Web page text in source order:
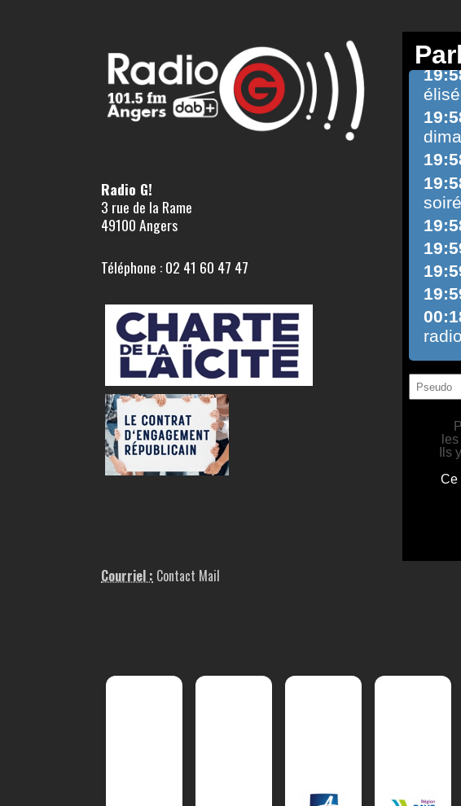
Radio G!
3 rue de la Rame
49100 Angers
Téléphone : 02 41 60 47 47
Courriel : Contact Mail